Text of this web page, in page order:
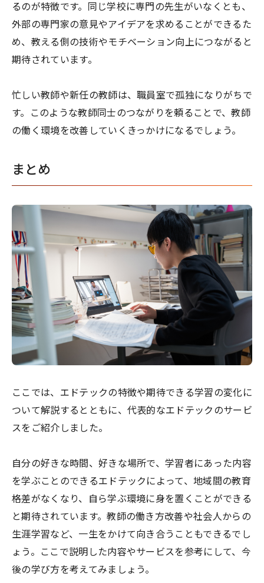
るのが特徴です。同じ学校に専門の先生がいなくとも、
外部の専門家の意見やアイデアを求めることができるた
め、教える側の技術やモチベーション向上につながると
期待されています。
忙しい教師や新任の教師は、職員室で孤独になりがちで
す。このような教師同士のつながりを頼ることで、教師
の働く環境を改善していくきっかけになるでしょう。
まとめ
ここでは、エドテックの特徴や期待できる学習の変化に
ついて解説するとともに、代表的なエドテックのサービ
スをご紹介しました。
自分の好きな時間、好きな場所で、学習者にあった内容
を学ぶことのできるエドテックによって、地域間の教育
格差がなくなり、自ら学ぶ環境に身を置くことができる
と期待されています。教師の働き方改善や社会人からの
生涯学習など、一生をかけて向き合うこともできるでし
ょう。ここで説明した内容やサービスを参考にして、今
後の学び方を考えてみましょう。